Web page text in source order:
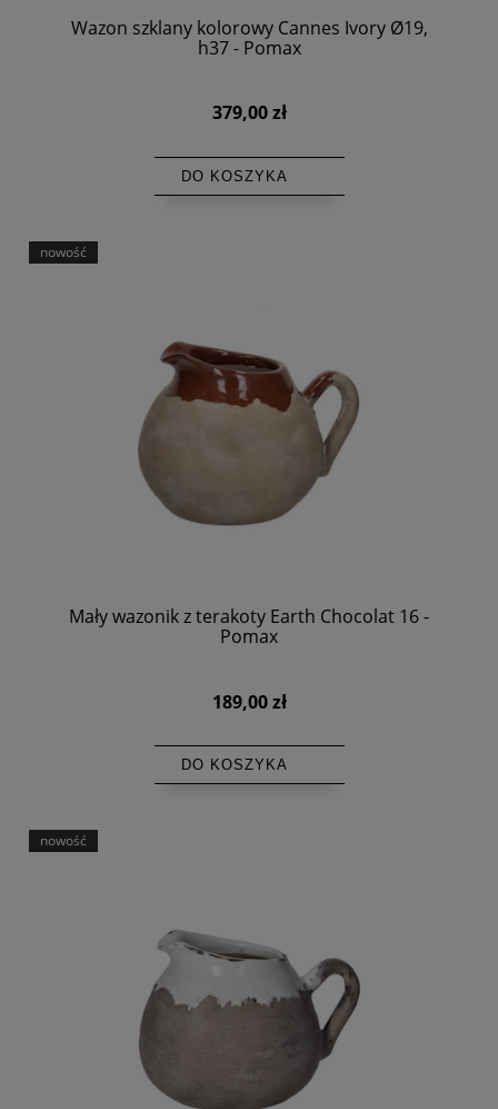
Wazon szklany kolorowy Cannes Ivory Ø19,
h37 - Pomax
379,00 zł
DO KOSZYKA
Mały wazonik z terakoty Earth Chocolat 16 -
Pomax
189,00 zł
DO KOSZYKA
nowość
nowość